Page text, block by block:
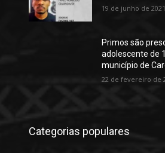
19 de junho de 2021
Primos são
adolescente de
município de
22 de fevereiro de
Categorias populares